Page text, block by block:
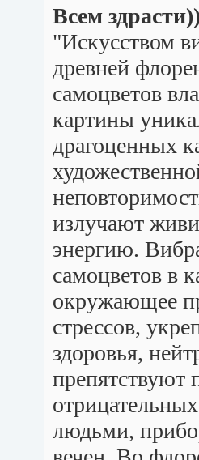
Всем
"Искусством
древней
самоцветов
картины
драгоценных
излучают
энергию.
самоцветов в
окружающее
стрессов,
здоровья,
людьми,